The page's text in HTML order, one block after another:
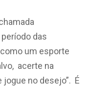
das
um esporte
acerte na
no desejo”. É